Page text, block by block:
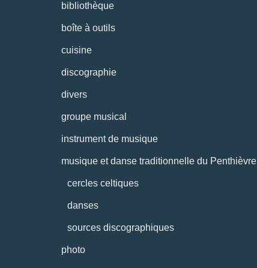
bibliothèque
boîte à outils
cuisine
discographie
divers
groupe musical
instrument de musique
musique et danse traditionnelle du Penthièvre
cercles celtiques
danses
sources discographiques
photo